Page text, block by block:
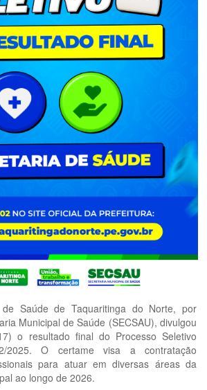
Saúde de Taquaritinga do Norte, por
Municipal de Saúde (SECSAU), divulgou
o resultado final do Processo Seletivo
2025. O certame visa a contratação
para atuar em diversas áreas da
ao longo de 2026.